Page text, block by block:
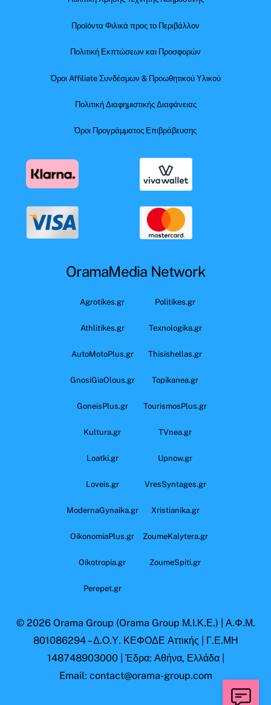
Προϊόντα Φιλικά προς το Περιβάλλον
Πολιτική Εκπτώσεων και Προσφορών
Όροι Affiliate Συνδέσμων & Προωθητικού Υλικού
Πολιτική Διαφημιστικής Διαφάνειας
Όροι Προγράμματος Επιβράβευσης
OramaMedia Network
Agrotikes.gr Politikes.gr
Athlitikes.gr Texnologika.gr
AutoMotoPlus.gr Thisishellas.gr
GnosiGiaOlous.gr Topikanea.gr
GoneisPlus.gr TourismosPlus.gr
Kultura.gr TVnea.gr
Loatki.gr Upnow.gr
Loveis.gr VresSyntages.gr
ModernaGynaika.gr Xristianika.gr
OikonomiaPlus.gr ZoumeKalytera.gr
Oikotropia.gr ZoumeSpiti.gr
Perepet.gr
© 2026 Orama Group (Orama Group Μ.Ι.Κ.Ε.) | Α.Φ.Μ.
801086294 – Δ.Ο.Υ. ΚΕΦΟΔΕ Αττικής | Γ.Ε.ΜΗ
148748903000 | Έδρα: Αθήνα, Ελλάδα |
Email: contact@orama-group.com